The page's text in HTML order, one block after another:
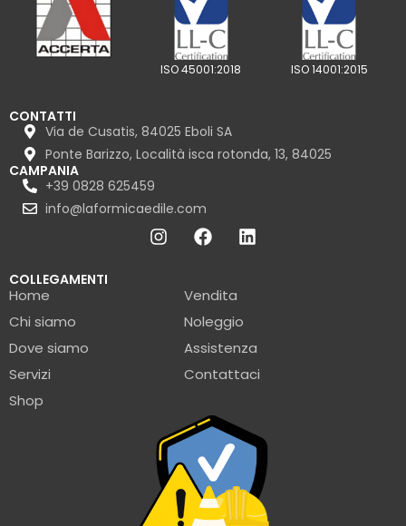
ISO 45001:2018 ISO 14001:2015
CONTATTI
Via de Cusatis, 84025 Eboli SA
Ponte Barizzo, Località isca rotonda, 13, 84025
CAMPANIA
+39 0828 625459
info@laformicaedile.com
COLLEGAMENTI
Home
Chi siamo
Dove siamo
Servizi
Shop
Vendita
Noleggio
Assistenza
Contattaci